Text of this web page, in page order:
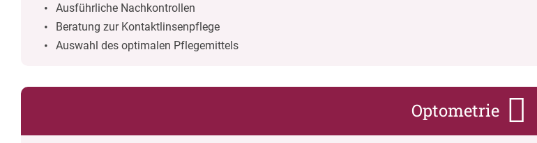
Ausführliche Nachkontrollen
Beratung zur Kontaktlinsenpflege
Auswahl des optimalen Pflegemittels
Optometrie